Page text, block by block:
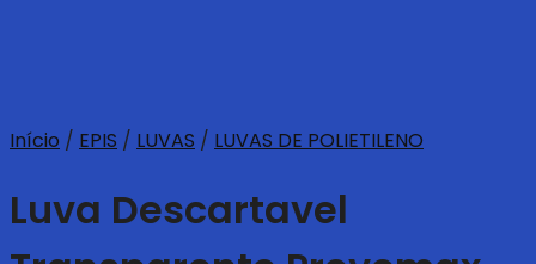
Início / EPIS / LUVAS / LUVAS DE POLIETILENO
Luva Descartavel